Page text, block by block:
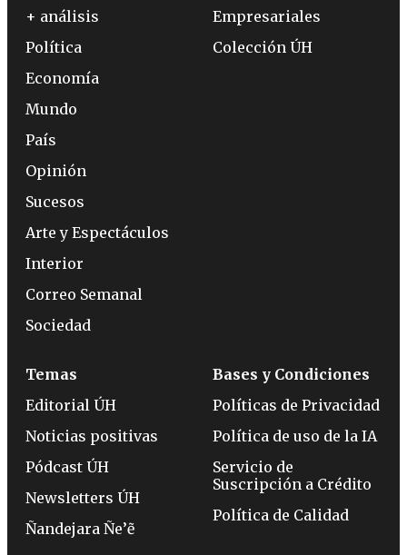
+ análisis
Política
Economía
Mundo
País
Opinión
Sucesos
Arte y Espectáculos
Interior
Correo Semanal
Sociedad
Empresariales
Colección ÚH
Temas
Editorial ÚH
Noticias positivas
Pódcast ÚH
Newsletters ÚH
Ñandejara Ñe’ẽ
Bases y Condiciones
Políticas de Privacidad
Política de uso de la IA
Servicio de
Suscripción a Crédito
Política de Calidad